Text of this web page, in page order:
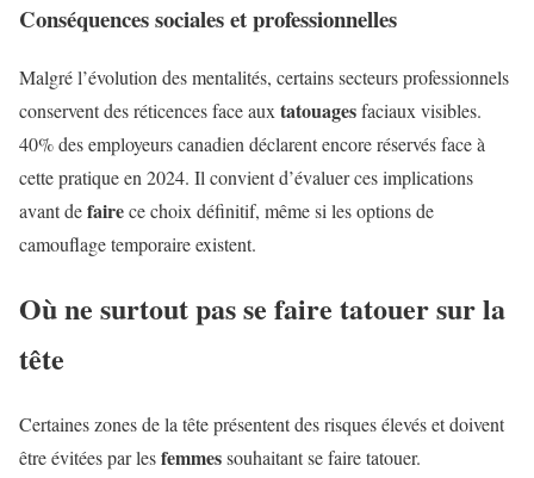
Conséquences sociales et professionnelles
Malgré l’évolution des mentalités, certains secteurs professionnels
conservent des réticences face aux tatouagesfaciaux visibles.
40% des employeurs canadien déclarent encore réservés face à
cette pratique en 2024. Il convient d’évaluer ces implications
avant defairece choix définitif, même si les options de
camouflage temporaire existent.
Où ne surtout pas se faire tatouer sur la
tête
Certaines zones de la tête présentent des risques élevés et doivent
être évitées par lesfemmessouhaitant se faire tatouer.